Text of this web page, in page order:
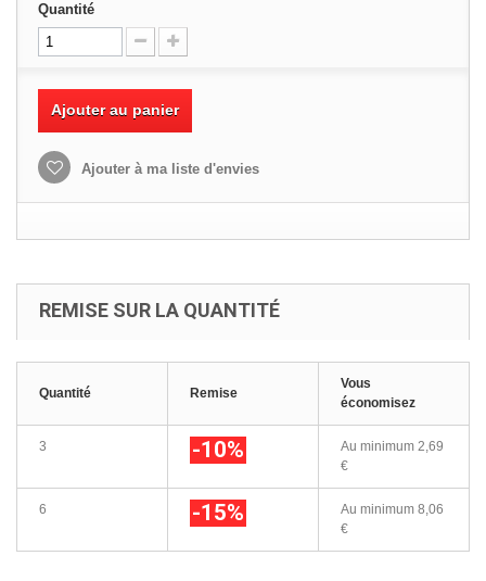
Quantité
Ajouter au panier
Ajouter à ma liste d'envies
REMISE SUR LA QUANTITÉ
Quantité Remise
Vous
économisez
3 -10% Au minimum 2,69
€
6 -15% Au minimum 8,06
€